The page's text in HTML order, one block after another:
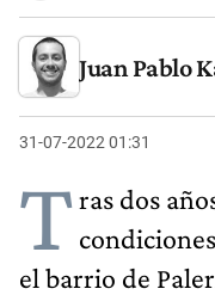
Juan Pablo
31-07-2022 01:31
Tras dos
el barrio de